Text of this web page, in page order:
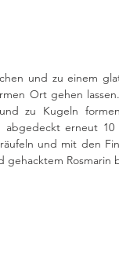
und zu einem
Ort gehen
zu Kugeln
erneut 10
und mit den
Rosmarin